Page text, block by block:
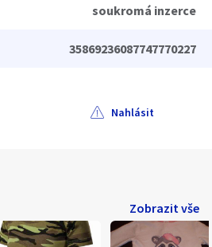
soukromá inzerce
35869236087747770227
Nahlásit
Zobrazit vše